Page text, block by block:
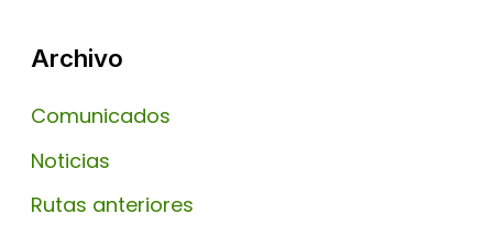
Archivo
Comunicados
Noticias
Rutas anteriores